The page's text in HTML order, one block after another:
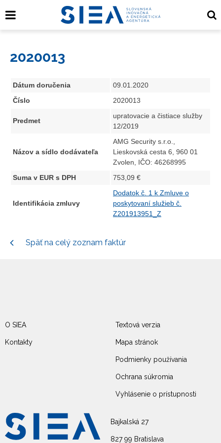
2020013
Dátum doručenia
09.01.2020
Číslo
2020013
Predmet
upratovacie a čistiace služby
12/2019
Názov a sídlo dodávateľa
AMG Security s.r.o.,
Lieskovská cesta 6, 960 01
Zvolen, IČO: 46268995
Suma v EUR s DPH
753,09 €
Identifikácia zmluvy
Dodatok č. 1 k Zmluve o
poskytovaní služieb č.
Z201913951_Z
Späť na celý zoznam faktúr
Bajkalská 27
827 99 Bratislava
O SIEA
Kontakty
Textová verzia
Mapa stránok
Podmienky používania
Ochrana súkromia
Vyhlásenie o prístupnosti